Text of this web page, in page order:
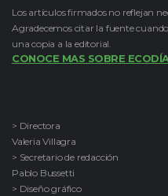
Los artículos firmados no reflejan
Agradecemos citar la fuente
una copia a la editorial.
CONOCE MAS SOBRE
> Directora
Valeria Villagra
> Secretario de redacción
Pablo Bussetti
> Diseño gráfico